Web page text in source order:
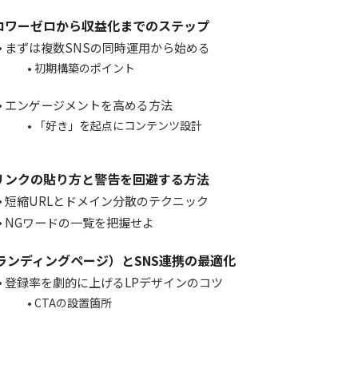
ワーゼロから収益化までのステップ
まずは複数SNSの同時運用から始める
初期構築のポイント
エンゲージメントを高める方法
「好き」を起点にコンテンツ設計
ンクの貼り方と警告を回避する方法
短縮URLとドメイン分散のテクニック
NGワードの一覧を把握せよ
ンディングページ）とSNS連携の最適化
登録率を劇的に上げるLPデザインのコツ
CTAの設置箇所